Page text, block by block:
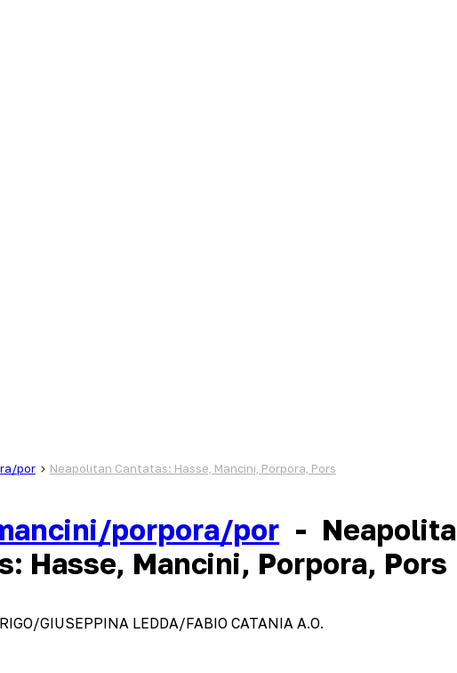
por Neapolitan Cantatas: Hasse, Mancini, Porpora, Pors
porpora/por -
Hasse, Mancini, Porpora, Pors
GIUSEPPINA LEDDA/FABIO CATANIA A.O.